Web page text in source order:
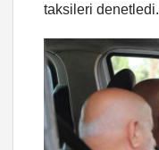
taksileri denetledi.